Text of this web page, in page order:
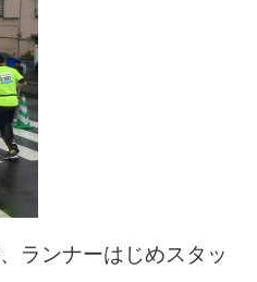
ランナーはじめスタッ